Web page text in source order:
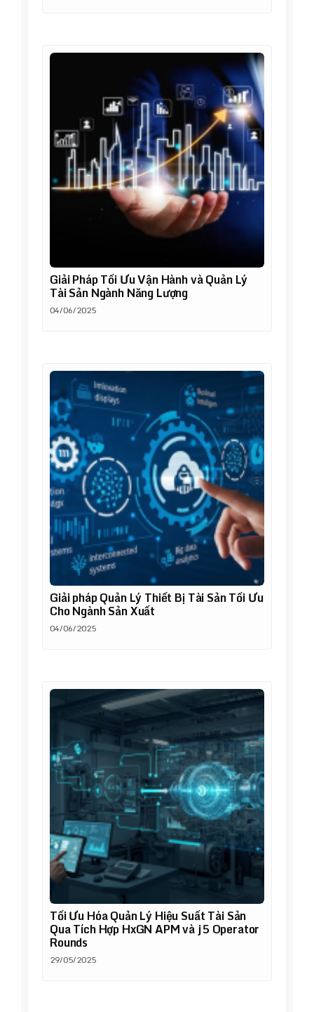
Giải Pháp Tối Ưu Vận Hành và Quản Lý
Tài Sản Ngành Năng Lượng
04/06/2025
Giải pháp Quản Lý Thiết Bị Tài Sản Tối Ưu
Cho Ngành Sản Xuất
04/06/2025
Tối Ưu Hóa Quản Lý Hiệu Suất Tài Sản
Qua Tích Hợp HxGN APM và j5 Operator
Rounds
29/05/2025